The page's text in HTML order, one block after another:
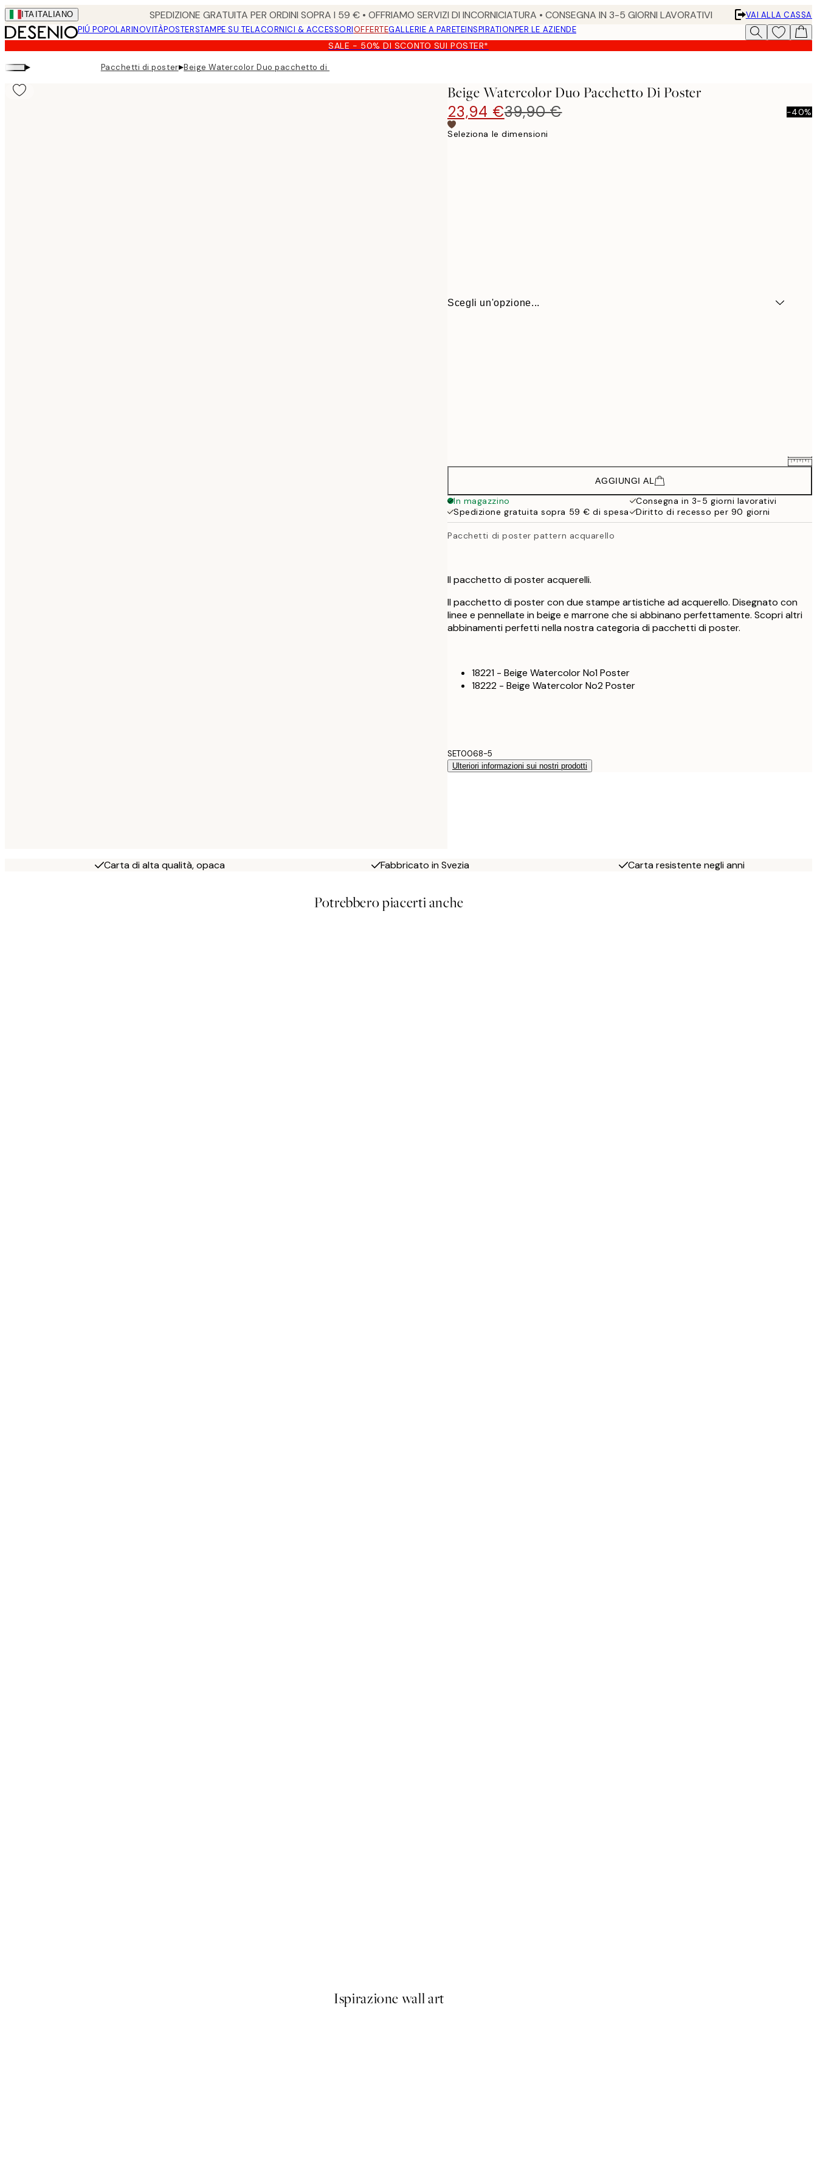
Skip
to
main
content.
ITA ITALIANO SPEDIZIONE GRATUITA PER ORDINI SOPRA I 59 € • OFFRIAMO SERVIZI DI INCORNICIATURA • CONSEGNA IN 3-5 GIORNI LAVORATIVI
VAI ALLA CASSA
PIÚ POPOLARINOVITÀPOSTERSTAMPE SU TELACORNICI & ACCESSORIOFFERTEGALLERIE A PARETEINSPIRATIONPER LE AZIENDE
SALE - 50% DI SCONTO SUI POSTER*
▸ Pacchetti di poster▸Beige Watercolor Duo pacchetto di poster
Beige Watercolor Duo Pacchetto Di Poster
23,94 €39,90 € -40%
Seleziona le dimensioni
Scegli un'opzione...
39,90 €
50x70 cm
64,90 €
AGGIUNGI AL
In magazzino
Consegna in 3-5 giorni lavorativi
Spedizione gratuita sopra 59 € di spesa
Diritto di recesso per 90 giorni
Pacchetti di poster pattern acquarello
Il pacchetto di poster acquerelli.
Il pacchetto di poster con due stampe artistiche ad acquerello. Disegnato con
linee e pennellate in beige e marrone che si abbinano perfettamente. Scopri altri
abbinamenti perfetti nella nostra categoria di pacchetti di poster.
18221 - Beige Watercolor No1 Poster
18222 - Beige Watercolor No2 Poster
SET0068-5
Ulteriori informazioni sui nostri prodotti
Carta di alta qualità, opaca Fabbricato in Svezia Carta resistente negli anni
Potrebbero piacerti anche
Ispirazione wall art